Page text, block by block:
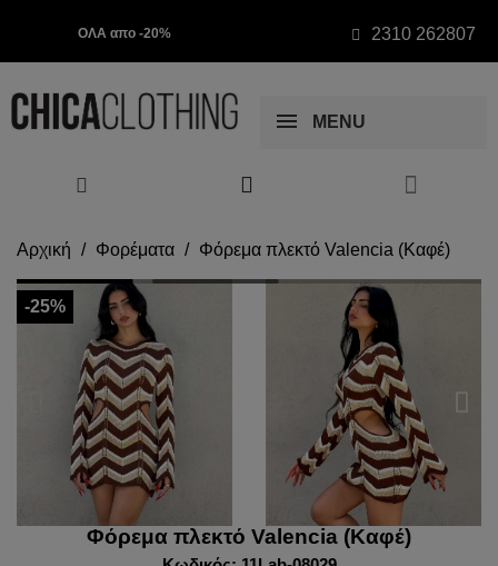
ΟΛΑ απο -20% 2310 262807
MENU
Αρχική Φορέματα Φόρεμα πλεκτό Valencia (Καφέ)
-25%
Φόρεμα πλεκτό Valencia (Καφέ)